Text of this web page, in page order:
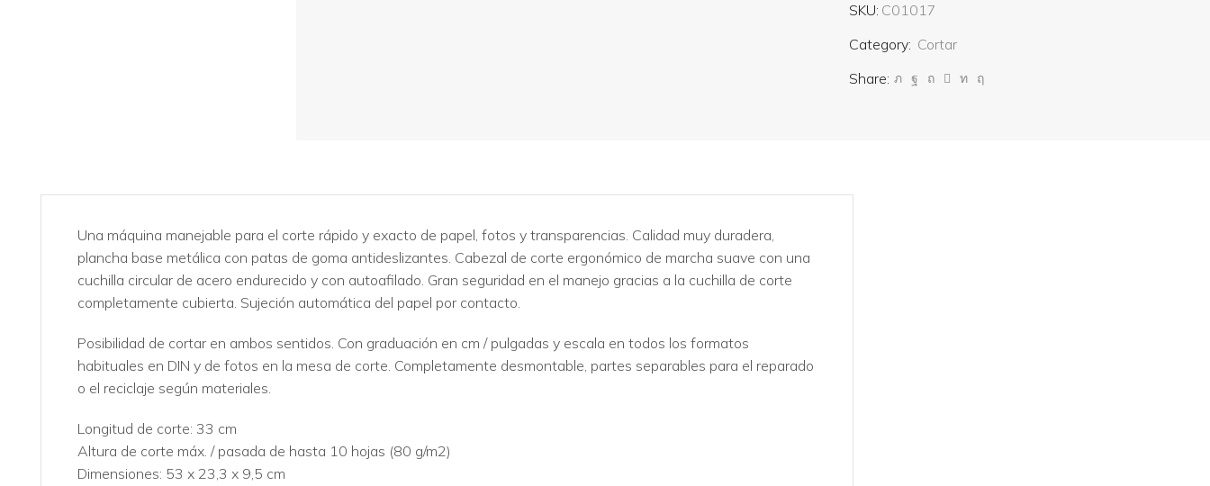
SKU: C01017
Category: Cortar
Share:
Una máquina manejable para el corte rápido y exacto de papel, fotos y transparencias. Calidad muy duradera,
plancha base metálica con patas de goma antideslizantes. Cabezal de corte ergonómico de marcha suave con una
cuchilla circular de acero endurecido y con autoafilado. Gran seguridad en el manejo gracias a la cuchilla de corte
completamente cubierta. Sujeción automática del papel por contacto.
Posibilidad de cortar en ambos sentidos. Con graduación en cm / pulgadas y escala en todos los formatos
habituales en DIN y de fotos en la mesa de corte. Completamente desmontable, partes separables para el reparado
o el reciclaje según materiales.
Longitud de corte: 33 cm
Altura de corte máx. / pasada de hasta 10 hojas (80 g/m2)
Dimensiones: 53 x 23,3 x 9,5 cm